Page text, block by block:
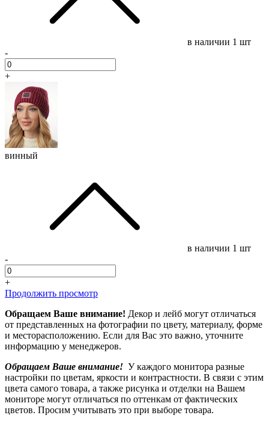
в наличии 1 шт
-
+
винный
в наличии 1 шт
-
+
Продолжить просмотр
Обращаем Ваше внимание! Декор и лейб могут отличаться
от представленных на фотографии по цвету, материалу, форме
и месторасположению. Если для Вас это важно, уточните
информацию у менеджеров.
Обращаем Ваше внимание! У каждого монитора разные
настройки по цветам, яркости и контрастности. В связи с этим
цвета самого товара, а также рисунка и отделки на Вашем
мониторе могут отличаться по оттенкам от фактических
цветов. Просим учитывать это при выборе товара.